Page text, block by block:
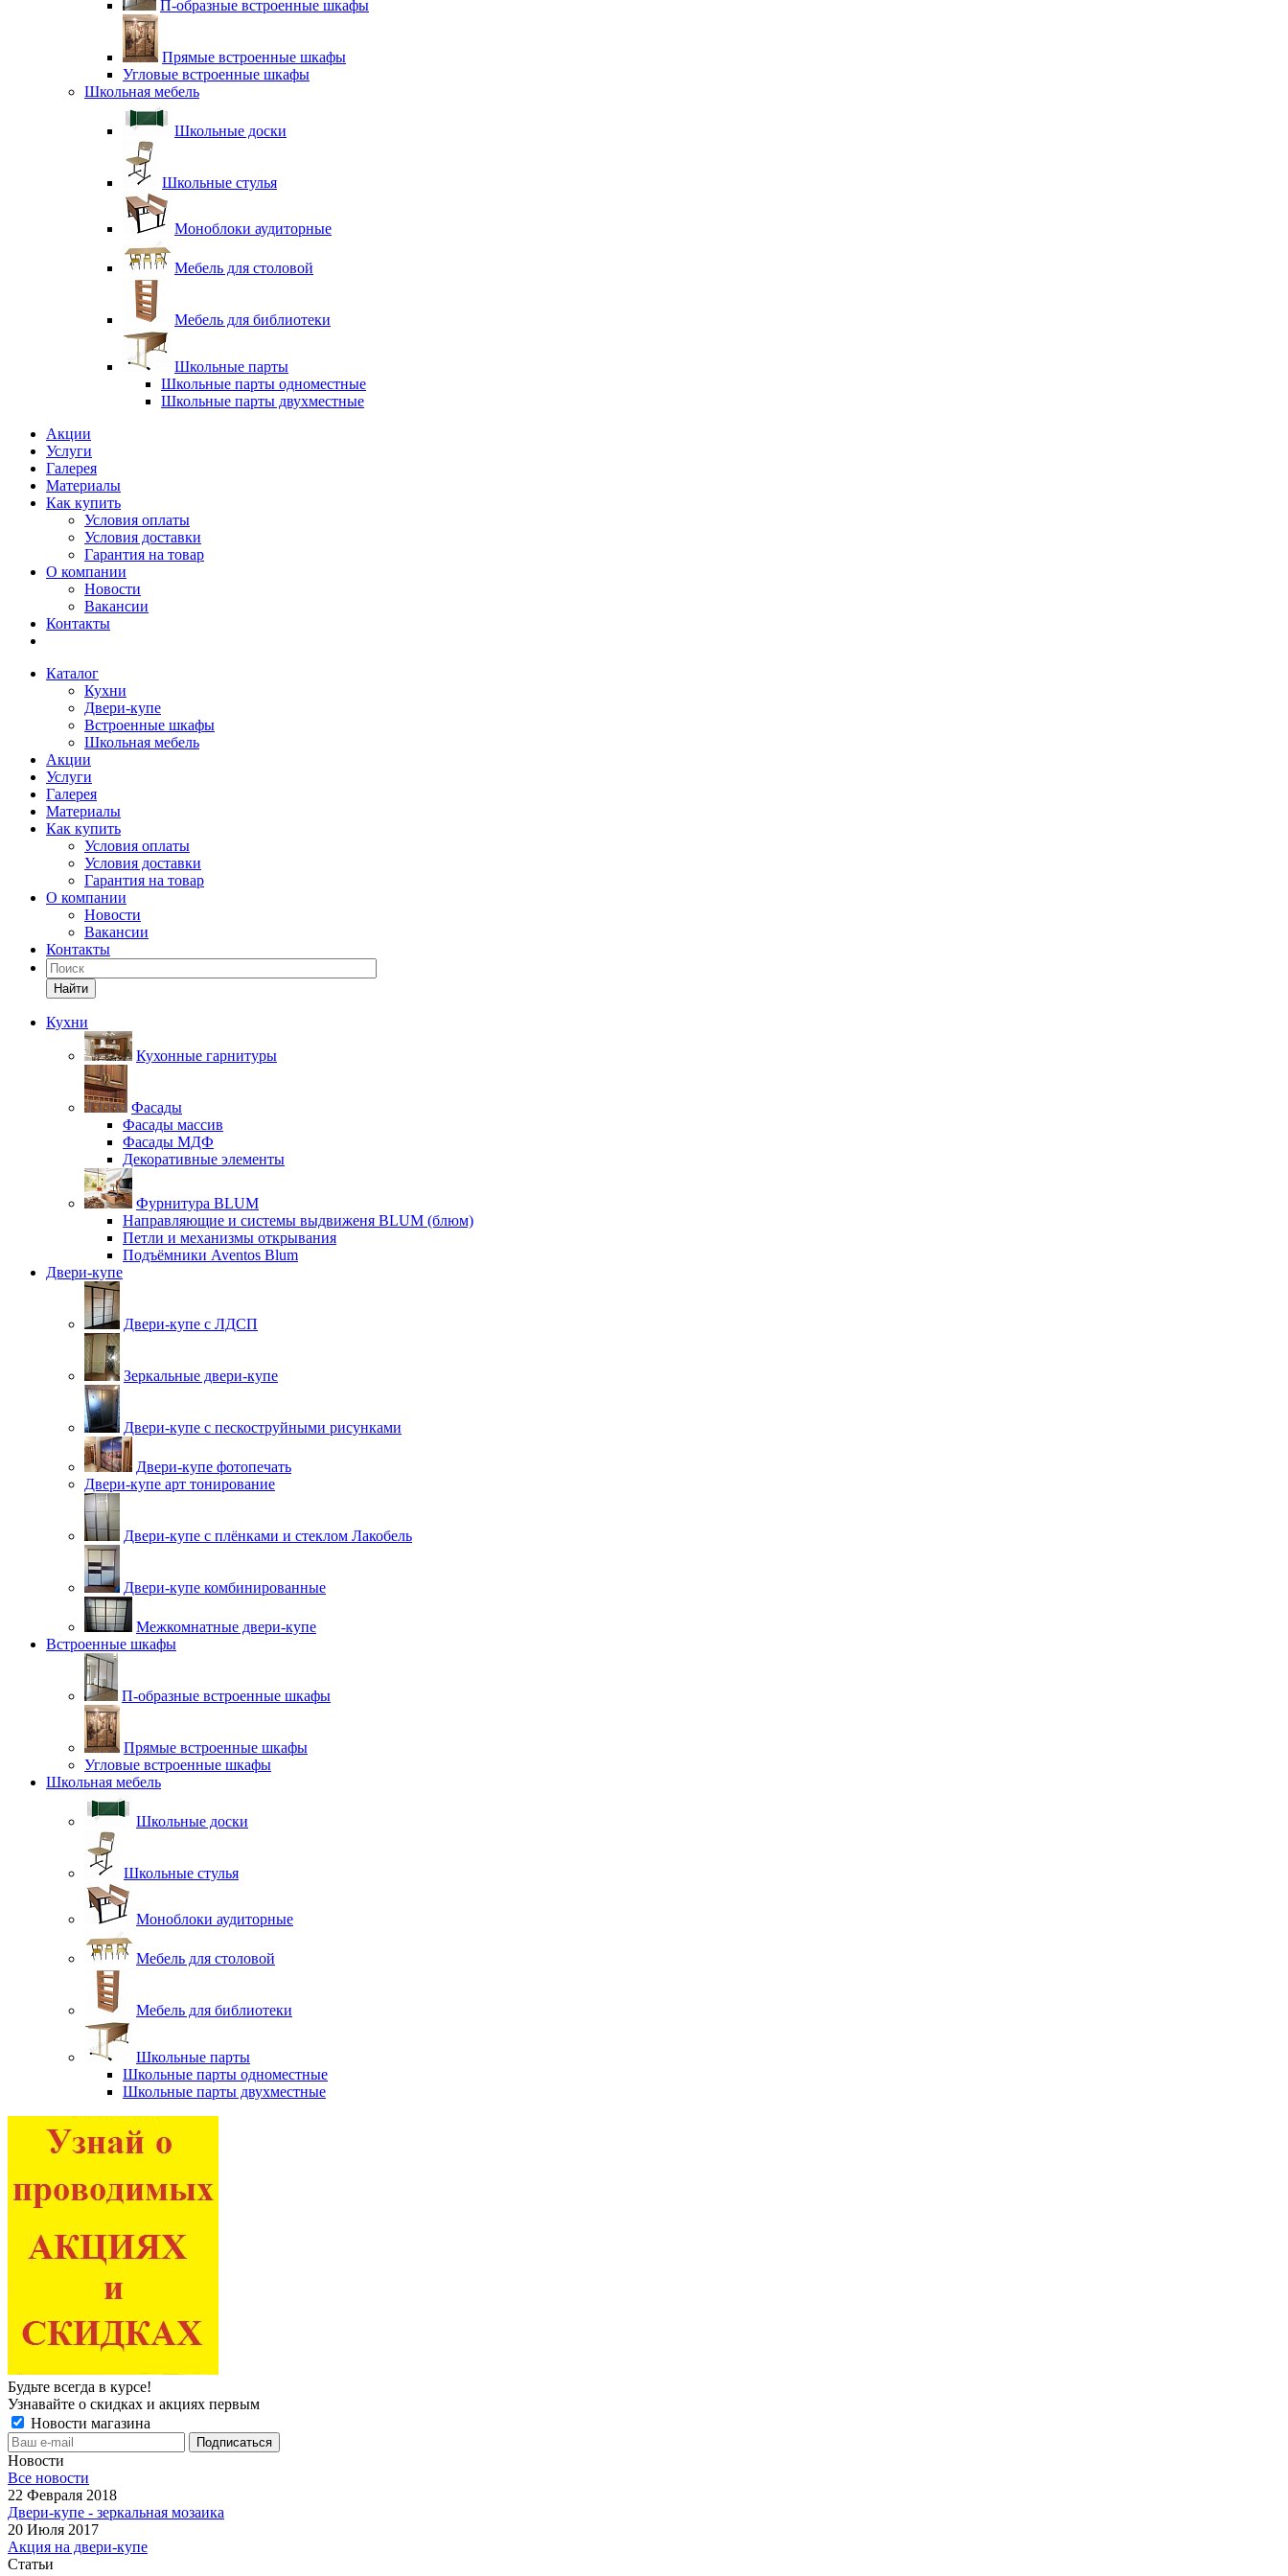
П-образные встроенные шкафы
Прямые встроенные шкафы
Угловые встроенные шкафы
Школьная мебель
Школьные доски
Школьные стулья
Моноблоки аудиторные
Мебель для столовой
Мебель для библиотеки
Школьные парты
Школьные парты одноместные
Школьные парты двухместные
Акции
Услуги
Галерея
Материалы
Как купить
Условия оплаты
Условия доставки
Гарантия на товар
О компании
Новости
Вакансии
Контакты
Каталог
Кухни
Двери-купе
Встроенные шкафы
Школьная мебель
Акции
Услуги
Галерея
Материалы
Как купить
Условия оплаты
Условия доставки
Гарантия на товар
О компании
Новости
Вакансии
Контакты
Найти
Кухни
Кухонные гарнитуры
Фасады
Фасады массив
Фасады МДФ
Декоративные элементы
Фурнитура BLUM
Направляющие и системы выдвиженя BLUM (блюм)
Петли и механизмы открывания
Подъёмники Aventos Blum
Двери-купе
Двери-купе с ЛДСП
Зеркальные двери-купе
Двери-купе с пескоструйными рисунками
Двери-купе фотопечать
Двери-купе арт тонирование
Двери-купе с плёнками и стеклом Лакобель
Двери-купе комбинированные
Межкомнатные двери-купе
Встроенные шкафы
П-образные встроенные шкафы
Прямые встроенные шкафы
Угловые встроенные шкафы
Школьная мебель
Школьные доски
Школьные стулья
Моноблоки аудиторные
Мебель для столовой
Мебель для библиотеки
Школьные парты
Школьные парты одноместные
Школьные парты двухместные
Будьте всегда в курсе!
Узнавайте о скидках и акциях первым
Новости магазина
Новости
Все новости
22 Февраля 2018
Двери-купе - зеркальная мозаика
20 Июля 2017
Акция на двери-купе
Статьи